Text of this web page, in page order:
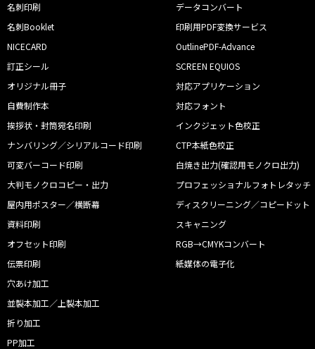
名刺印刷
名刺Booklet
NICECARD
訂正シール
オリジナル冊子
自費制作本
挨拶状・封筒宛名印刷
ナンバリング／シリアルコード印刷
可変バーコード印刷
大判モノクロコピー・出力
屋内用ポスター／横断幕
資料印刷
オフセット印刷
伝票印刷
穴あけ加工
並製本加工／上製本加工
折り加工
PP加工
データコンバート
印刷用PDF変換サービス
OutlinePDF-Advance
SCREEN EQUIOS
対応アプリケーション
対応フォント
インクジェット色校正
CTP本紙色校正
白焼き出力(確認用モノクロ出力)
プロフェッショナルフォトレタッチ
ディスクリーニング／コピードット
スキャニング
RGB→CMYKコンバート
紙媒体の電子化